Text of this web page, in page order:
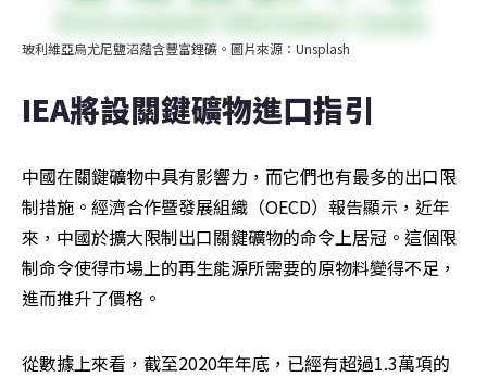
玻利維亞烏尤尼鹽沼蘊含豐富鋰礦。圖片來源：Unsplash
IEA將設關鍵礦物進口指引
中國在關鍵礦物中具有影響力，而它們也有最多的出口限
制措施。經濟合作暨發展組織（OECD）報告顯示，近年
來，中國於擴大限制出口關鍵礦物的命令上居冠。這個限
制命令使得市場上的再生能源所需要的原物料變得不足，
進而推升了價格。
從數據上來看，截至2020年年底，已經有超過1.3萬項的